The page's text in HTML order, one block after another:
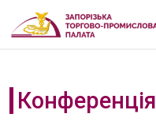
Конференція